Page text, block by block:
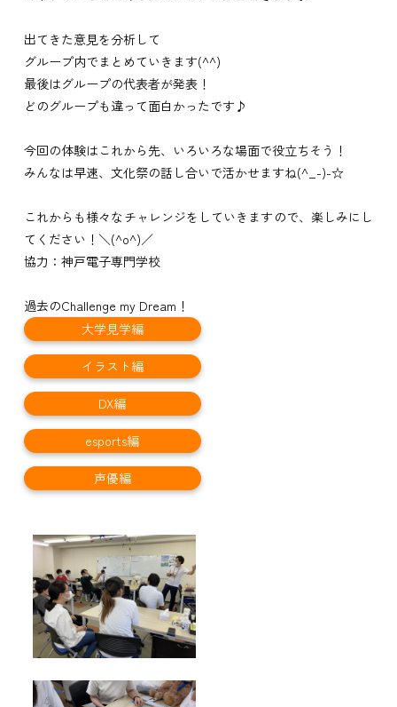
出てきた意見を分析して
グループ内でまとめていきます(^^)
最後はグループの代表者が発表！
どのグループも違って面白かったです♪
今回の体験はこれから先、いろいろな場面で役立ちそう！
みんなは早速、文化祭の話し合いで活かせますね(^_-)-☆
これからも様々なチャレンジをしていきますので、楽しみにし
てください！＼(^o^)／
協力：神戸電子専門学校
過去のChallenge my Dream！
大学見学編
イラスト編
DX編
esports編
声優編